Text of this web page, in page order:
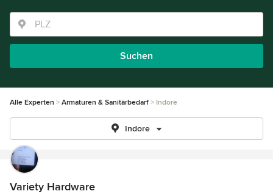
Suchen
Alle Experten Armaturen & Sanitärbedarf Indore
Indore
Variety Hardware